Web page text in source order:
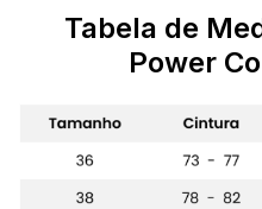
Tabela de
Power